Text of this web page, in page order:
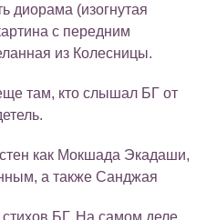
диорама (изогнутая
с передним
из Колесницы.
там, кто слышал БГ от
как Мокшада Экадаши,
а также Санджая
БГ. На самом деле